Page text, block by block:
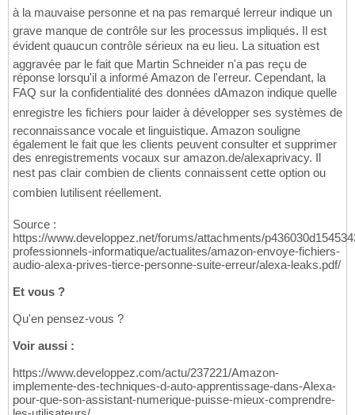
à la mauvaise personne et na pas remarqué lerreur indique un
grave manque de contrôle sur les processus impliqués. Il est
évident quaucun contrôle sérieux na eu lieu. La situation est
aggravée par le fait que Martin Schneider n'a pas reçu de
réponse lorsqu'il a informé Amazon de l'erreur. Cependant, la
FAQ sur la confidentialité des données dAmazon indique quelle
enregistre les fichiers pour laider à développer ses systèmes de
reconnaissance vocale et linguistique. Amazon souligne
également le fait que les clients peuvent consulter et supprimer
des enregistrements vocaux sur amazon.de/alexaprivacy. Il
nest pas clair combien de clients connaissent cette option ou
combien lutilisent réellement.
Source :
https://www.developpez.net/forums/attachments/
professionnels-informatique/actualites/amazon-envoye-fichiers-
audio-alexa-prives-tierce-personne-suite-erreur/alexa-leaks.pdf/
Et vous ?
Qu'en pensez-vous ?
Voir aussi :
https://www.developpez.com/actu/237221/Amazon-
implemente-des-techniques-d-auto-apprentissage-dans-Alexa-
pour-que-son-assistant-numerique-puisse-mieux-comprendre-